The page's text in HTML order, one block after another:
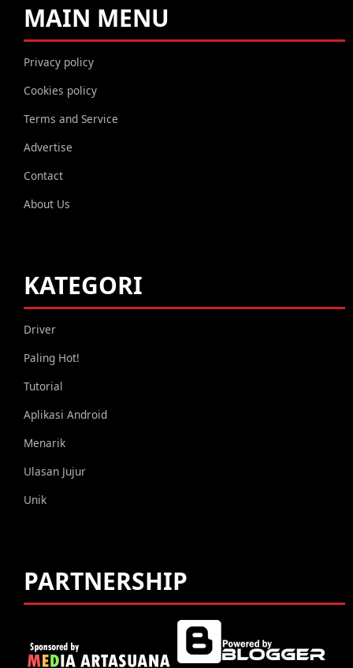
MAIN MENU
Privacy policy
Cookies policy
Terms and Service
Advertise
Contact
About Us
KATEGORI
Driver
Paling Hot!
Tutorial
Aplikasi Android
Menarik
Ulasan Jujur
Unik
PARTNERSHIP